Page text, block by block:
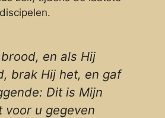
brood, en als Hij
brak Hij het, en gaf
Dit is Mijn
voor u gegeven